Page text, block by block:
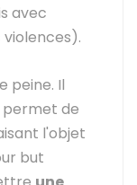
avec
peine. Il
permet de
l'objet
but